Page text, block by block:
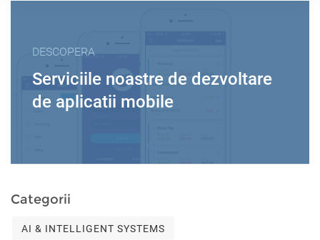
DESCOPERA
Serviciile noastre de dezvoltare
de aplicatii mobile
Categorii
AI & INTELLIGENT SYSTEMS